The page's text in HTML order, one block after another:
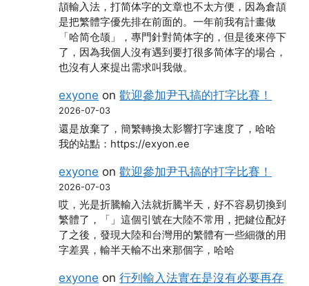
頡輸入法，打简体字的文章也不太方便，因為倉頡
是把繁體字優先排在前面的。一年前我有計畫做
「哈简仓颉」，專門針對简体字的，但是後來停下
了，因為我個人沒有遇到要打很多简体字的場合，
也沒有人來提出需求叫我做。
exyone on歡迎參加尹卂搞的打字比賽！
2026-07-03
還是放棄了，簡繁轉換太影響打字速度了，哈哈
我的站點：https://exyon.ee
exyone on歡迎參加尹卂搞的打字比賽！
2026-07-03
哎，光是折騰輸入法就折騰半天，好不容易切換到
繁體了，「」這個引號在大陸不常用，把鍵位配好
了之後，發現大陸和台灣用的繁體有一些細微的用
字差異，輸半天輸不出來那個字，哈哈
exyone on行列輸入法實在是沒有必要再存